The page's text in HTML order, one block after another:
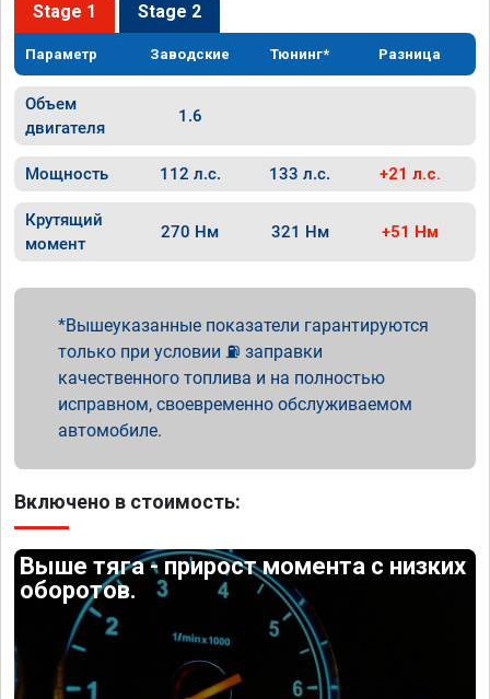
Stage 1 Stage 2
Параметр Заводские Тюнинг* Разница
Объем
двигателя
1.6
Мощность 112 л.с. 133 л.с. +21 л.с.
Крутящий
момент
270 Нм 321 Нм +51 Нм
Вышеуказанные показатели гарантируются
только при условии ⛽ заправки
качественного топлива и на полностью
исправном, своевременно обслуживаемом
автомобиле.
Включено в стоимость:
Выше тяга - прирост момента с низких
оборотов.